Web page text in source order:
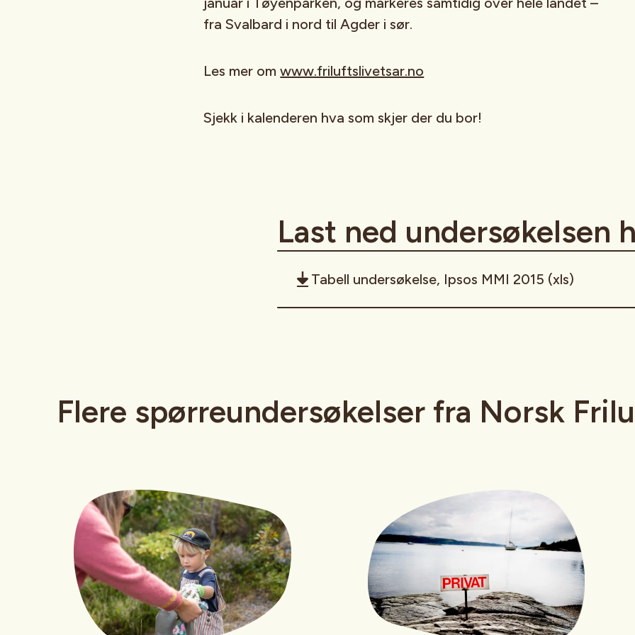
fra Svalbard i nord til Agder i sør.
Les mer omwww.friluftslivetsar.no
Sjekk i kalenderen hva som skjer der du bor!
Last ned undersøkelsen
Tabell undersøkelse, Ipsos MMI 2015 (xls)
Flere spørreundersøkelser fra Norsk